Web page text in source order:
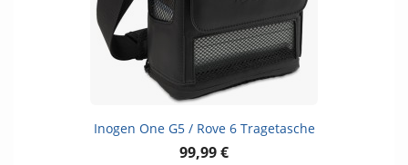
Inogen One G5 / Rove 6 Tragetasche
99,99 €